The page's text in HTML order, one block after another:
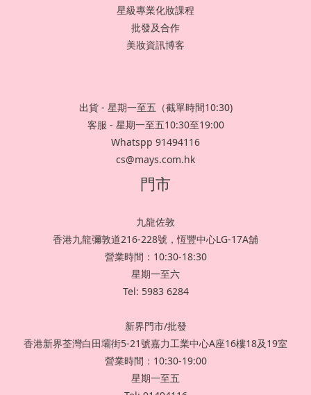
星級專業化妝課程
批發及合作
美妝資訊博客
出貨 - 星期一至五（截單時間10:30)
客服 - 星期一至五10:30至19:00
Whatspp 91494116
cs@mays.com.hk
門市
九龍佐敦
香港九龍彌敦道216-228號，恆豐中心LG-17A舖
營業時間：10:30-18:30
星期一至六
Tel: 5983 6284
新界門市/批發
香港新界荃灣白田壩街5-21號嘉力工業中心A座16樓18及19室
營業時間：10:30-19:00
星期一至五